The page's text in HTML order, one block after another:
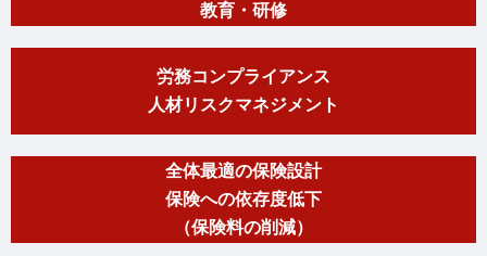
教育・研修
労務コンプライアンス
人材リスクマネジメント
全体最適の保険設計
保険への依存度低下
（保険料の削減）